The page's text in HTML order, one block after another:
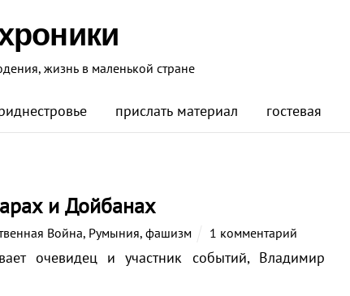
жизнь в маленькой стране
прислать материал гостевая
и Дойбанах
Война, Румыния, фашизм 1 комментарий
очевидец и участник событий, Владимир